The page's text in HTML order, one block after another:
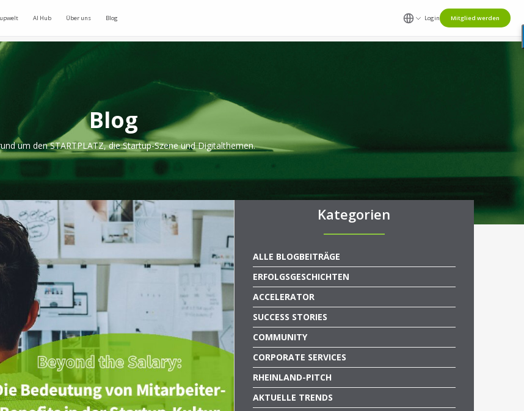
AI Hub Über uns Blog Login Mitglied werden
Blog
um den STARTPLATZ, die Startup-Szene und Digitalthemen.
Kategorien
ALLE BLOGBEITRÄGE
ERFOLGSGESCHICHTEN
ACCELERATOR
SUCCESS STORIES
COMMUNITY
CORPORATE SERVICES
RHEINLAND-PITCH
AKTUELLE TRENDS